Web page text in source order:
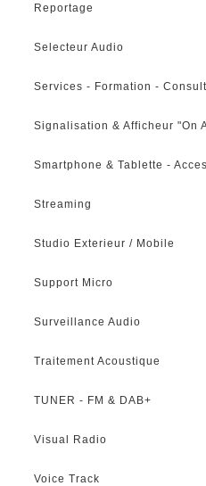
Reportage
Selecteur Audio
Services - Formation -
Signalisation & Afficheur "On
Smartphone & Tablette -
Streaming
Studio Exterieur / Mobile
Support Micro
Surveillance Audio
Traitement Acoustique
TUNER - FM & DAB+
Visual Radio
Voice Track